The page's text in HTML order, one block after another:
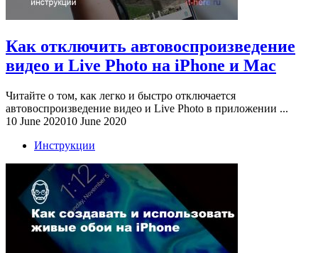
Как отключить автовоспроизведение
видео и Live Photo на iPhone и Mac
Читайте о том, как легко и быстро отключается
автовоспроизведение видео и Live Photo в приложении ...
10 June 202010 June 2020
Инструкции